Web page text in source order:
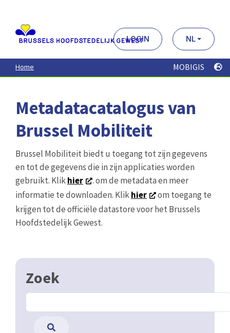
contenu
principal
LOGIN NL
Home MOBIGIS
Metadatacatalogus van
Brussel Mobiliteit
Brussel Mobiliteit biedt u toegang tot zijn gegevens
en tot de gegevens die in zijn applicaties worden
gebruikt. Klikhier
. om de metadata en meer
informatie te downloaden. Klikhier
om toegang te
krijgen tot de officiële datastore voor het Brussels
Hoofdstedelijk Gewest.
Zoek